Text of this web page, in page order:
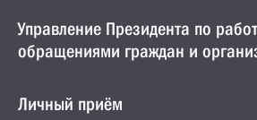
Управление Президента по
обращениями граждан и
Личный приём